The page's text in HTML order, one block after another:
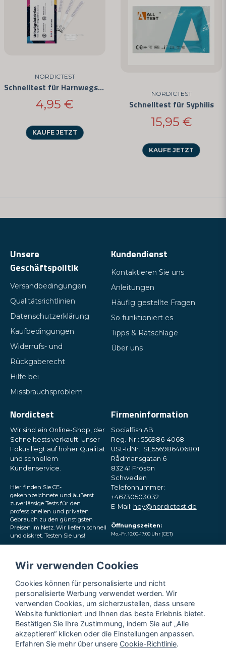
NORDICTEST
Schnelltest für Harnwegsinfektionen
4,95 €
KAUFE JETZT
NORDICTEST
Schnelltest für Syphilis
15,95 €
KAUFE JETZT
Unsere
Geschäftspolitik
Versandbedingungen
Qualitätsrichtlinien
Datenschutzerklärung
Kaufbedingungen
Widerrufs- und
Rückgaberecht
Hilfe bei
Missbrauchsproblem
Kundendienst
Kontaktieren Sie uns
Anleitungen
Häufig gestellte Fragen
So funktioniert es
Tipps & Ratschläge
Über uns
Nordictest
Wir sind ein Online-Shop, der
Schnelltests verkauft. Unser
Fokus liegt auf hoher Qualität
und schnellem
Kundenservice.
Hier finden Sie CE-
gekennzeichnete und äußerst
zuverlässige Tests für den
professionellen und privaten
Gebrauch zu den günstigsten
Preisen im Netz. Wir liefern schnell
und diskret. Testen Sie uns!
sozialen Medien
Firmeninformation
Socialfish AB
Reg.-Nr.: 556986-4068
USt-IdNr.: SE556986406801
Rådmansgatan 6
832 41 Frösön
Schweden
Telefonnummer:
+46730503032
E-Mail: hey@nordictest.de
Öffnungszeiten:
Mo.–Fr. 10:00–17:00 Uhr (CET)
Wir verwenden Cookies
Cookies können für personalisierte und nicht
personalisierte Werbung verwendet werden. Wir
verwenden Cookies, um sicherzustellen, dass unsere
Website funktioniert und Ihnen das beste Erlebnis bietet.
Bestätigen Sie Ihre Zustimmung, indem Sie auf „Alle
akzeptieren“ klicken oder die Einstellungen anpassen.
Erfahren Sie mehr über unsere Cookie-Richtlinie.